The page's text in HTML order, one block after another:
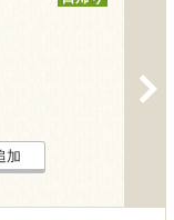
加